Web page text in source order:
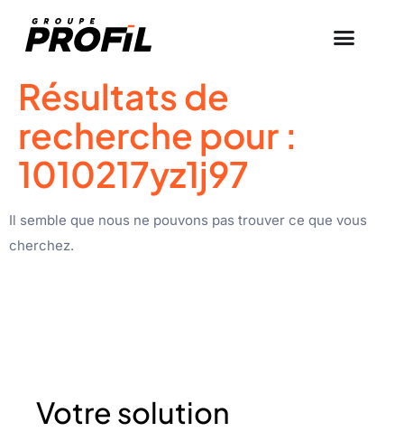
Résultats de
recherche pour :
1010217yz1j97
Il semble que nous ne pouvons pas trouver ce que vous
cherchez.
Votre solution